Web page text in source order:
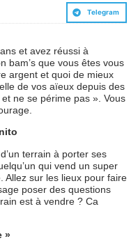
Telegram
et avez réussi à
bam’s que vous êtes vous
argent et quoi de mieux
de vos aïeux depuis des
ne se périme pas ». Vous
terrain à porter ses
qui vend un super
Allez sur les lieux pour faire
poser des questions
est à vendre ? Ca
»